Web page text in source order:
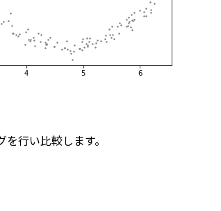
行い比較します。